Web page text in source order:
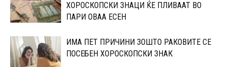
ХОРОСКОПСКИ ЗНАЦИ ЌЕ ПЛИВААТ ВО
ПАРИ ОВАА ЕСЕН
ИМА ПЕТ ПРИЧИНИ ЗОШТО РАКОВИТЕ СЕ
ПОСЕБЕН ХОРОСКОПСКИ ЗНАК